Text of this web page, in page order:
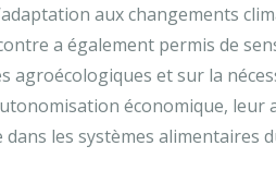
aux changements
a également permis de
et sur la
économique, leur
les systèmes alimentaires